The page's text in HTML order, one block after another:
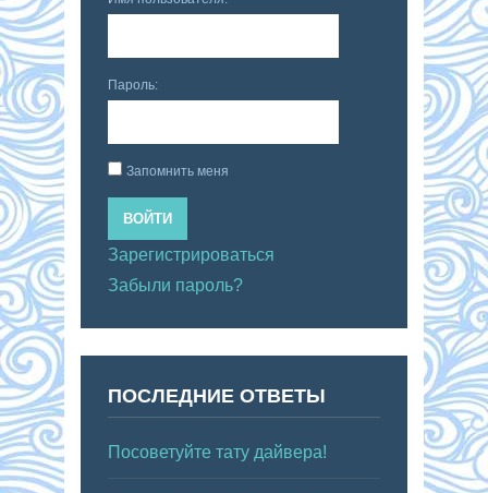
Пароль:
Запомнить меня
ВОЙТИ
Зарегистрироваться
Забыли пароль?
ПОСЛЕДНИЕ ОТВЕТЫ
Посоветуйте тату дайвера!